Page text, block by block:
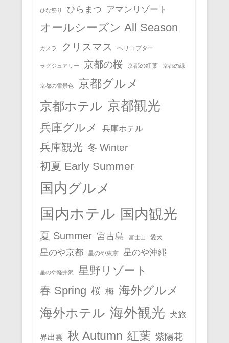
ひな祭り ひらまつ アマンリゾート
オールシーズン All Season
カメラ クリスマス ヘリコプター
ラグジュアリー 京都の桜 京都の紅葉 京都の緑
京都の雪景色 京都グルメ
京都ホテル 京都観光
兵庫グルメ 兵庫ホテル
兵庫観光 冬 Winter
初夏 Early Summer
国内グルメ
国内ホテル 国内観光
夏 Summer 宮古島 富士山 愛犬
星のや京都 星のや東京 星のや沖縄
星のや軽井沢
星野リゾート
春 Spring 桜 梅 海外グルメ
海外ホテル 海外観光 犬旅
界出雲 秋 Autumn 紅葉 紫陽花